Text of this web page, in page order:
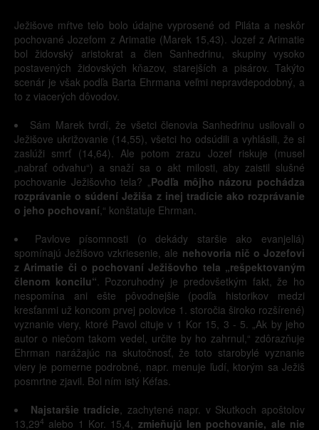
Ježišove mŕtve telo bolo údajne vyprosené od Piláta a neskôr
pochované Jozefom z Arimatie (Marek 15,43). Jozef z Arimatie
bol židovský aristokrat a člen Sanhedrinu, skupiny vysoko
postavených židovských kňazov, starejších a pisárov. Takýto
scenár je však podľa Barta Ehrmana veľmi nepravdepodobný, a
to z viacerých dôvodov.
Sám Marek tvrdí, že všetci členovia Sanhedrinu usilovali o
Ježišove ukrižovanie (14,55), všetci ho odsúdili a vyhlásili, že si
zaslúži smrť (14,64). Ale potom zrazu Jozef riskuje (musel
„nabrať odvahu“) a snaží sa o akt milosti, aby zaistil slušné
pochovanie Ježišovho tela? „Podľa môjho názoru pochádza
rozprávanie o súdení Ježiša z inej tradície ako rozprávanie
o jeho pochovaní,“ konštatuje Ehrman.
Pavlove písomnosti (o dekády staršie ako evanjeliá)
spomínajú Ježišovo vzkriesenie, ale nehovoria nič o Jozefovi
z Arimatie či o pochovaní Ježišovho tela „rešpektovaným
členom koncilu“. Pozoruhodný je predovšetkým fakt, že ho
nespomína ani ešte pôvodnejšie (podľa historikov medzi
kresťanmi už koncom prvej polovice 1. storočia široko rozšírené)
vyznanie viery, ktoré Pavol cituje v 1 Kor 15, 3 - 5. „Ak by jeho
autor o niečom takom vedel, určite by ho zahrnul,“ zdôrazňuje
Ehrman narážajúc na skutočnosť, že toto starobylé vyznanie
viery je pomerne podrobné, napr. menuje ľudí, ktorým sa Ježiš
posmrtne zjavil. Bol ním istý Kéfas.
Najstaršie tradície, zachytené napr. v Skutkoch apoštolov
13,294 alebo 1 Kor. 15,4, zmieňujú len pochovanie, ale nie